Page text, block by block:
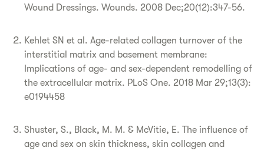
Wound Dressings. Wounds. 2008 Dec;20(12):347-56.
Kehlet SN et al. Age-related collagen turnover of the
interstitial matrix and basement membrane:
Implications of age- and sex-dependent remodelling of
the extracellular matrix. PLoS One. 2018 Mar 29;13(3):
e0194458
Shuster, S., Black, M. M. & McVitie, E. The influence of
age and sex on skin thickness, skin collagen and